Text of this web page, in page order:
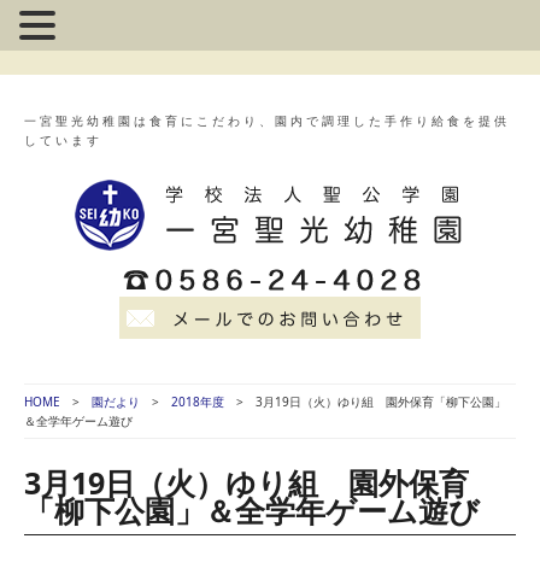
一宮聖光幼稚園は食育にこだわり、園内で調理した手作り給食を提供
しています
HOME 園だより 2018年度
3月19日（火）ゆり組 園外保育「柳下公園」
＆全学年ゲーム遊び
3月19日（火）ゆり組 園外保育
「柳下公園」＆全学年ゲーム遊び